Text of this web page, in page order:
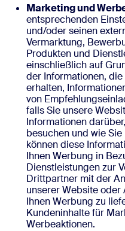
Marketing und
entsprechenden
und/oder seinen
Vermarktung,
Produkten und
einschließlich auf
der Informationen,
erhalten,
von
falls Sie unsere
Informationen
besuchen und wie
können diese
Ihnen Werbung in
Dienstleistungen zur
Drittpartner mit der
unserer Website
Ihnen Werbung zu
Kundeninhalte für
Werbeaktionen.